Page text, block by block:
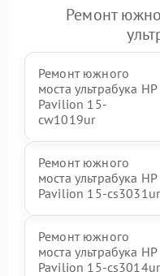
Ремонт
Ремонт южного
моста ультрабука HP
Pavilion 15-
cw1019ur
Ремонт южного
моста ультрабука HP
Pavilion 15-cs3031ur
Ремонт южного
моста ультрабука HP
Pavilion 15-cs3014ur